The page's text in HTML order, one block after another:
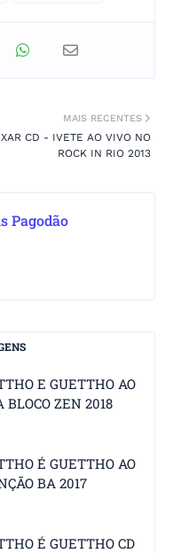
MAIS RECENTES
CD - IVETE AO VIVO NO
ROCK IN RIO 2013
Pagodão
E GUETTHO AO
ZEN 2018
É GUETTHO AO
BA 2017
É GUETTHO CD